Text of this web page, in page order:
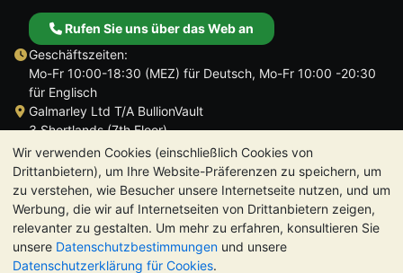
Wir verwenden Cookies (einschließlich Cookies von
Drittanbietern), um Ihre Website-Präferenzen zu speichern, um
zu verstehen, wie Besucher unsere Internetseite nutzen, und um
Werbung, die wir auf Internetseiten von Drittanbietern zeigen,
relevanter zu gestalten. Um mehr zu erfahren, konsultieren Sie
unsere Datenschutzbestimmungen und unsere
Datenschutzerklärung für Cookies.
Rufen Sie uns über das Web an
Geschäftszeiten:
Mo-Fr 10:00-18:30 (MEZ) für Deutsch, Mo-Fr 10:00 -20:30
für Englisch
Galmarley Ltd T/A BullionVault
3 Shortlands (7th Floor)
Hammersmith
London
W6 8DA
Großbritannien